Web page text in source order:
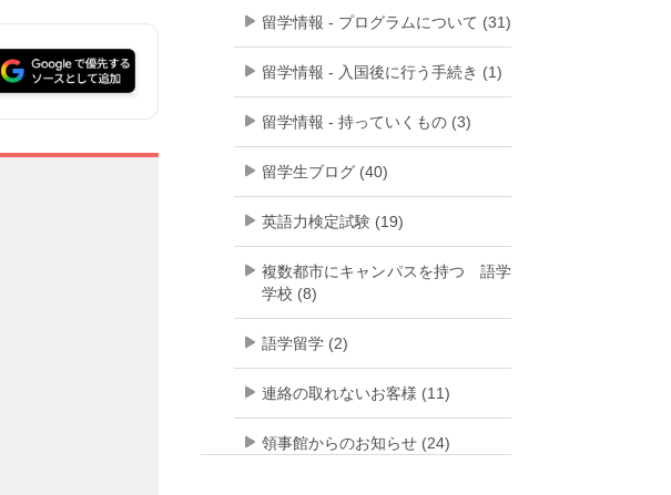
留学情報 - プログラムについて (31)
留学情報 - 入国後に行う手続き (1)
留学情報 - 持っていくもの (3)
留学生ブログ (40)
英語力検定試験 (19)
複数都市にキャンパスを持つ 語学
学校 (8)
語学留学 (2)
連絡の取れないお客様 (11)
領事館からのお知らせ (24)